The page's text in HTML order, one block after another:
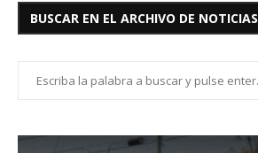
BUSCAR EN EL ARCHIVO DE NOTICIAS